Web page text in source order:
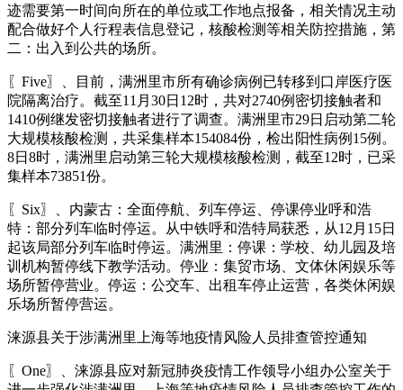
迹需要第一时间向所在的单位或工作地点报备，相关情况主动
配合做好个人行程表信息登记，核酸检测等相关防控措施，第
二：出入到公共的场所。
〖Five〗、目前，满洲里市所有确诊病例已转移到口岸医疗医
院隔离治疗。截至11月30日12时，共对2740例密切接触者和
1410例继发密切接触者进行了调查。满洲里市29日启动第二轮
大规模核酸检测，共采集样本154084份，检出阳性病例15例。
8日8时，满洲里启动第三轮大规模核酸检测，截至12时，已采
集样本73851份。
〖Six〗、内蒙古：全面停航、列车停运、停课停业呼和浩
特：部分列车临时停运。从中铁呼和浩特局获悉，从12月15日
起该局部分列车临时停运。满洲里：停课：学校、幼儿园及培
训机构暂停线下教学活动。停业：集贸市场、文体休闲娱乐等
场所暂停营业。停运：公交车、出租车停止运营，各类休闲娱
乐场所暂停营运。
涞源县关于涉满洲里上海等地疫情风险人员排查管控通知
〖One〗、涞源县应对新冠肺炎疫情工作领导小组办公室关于